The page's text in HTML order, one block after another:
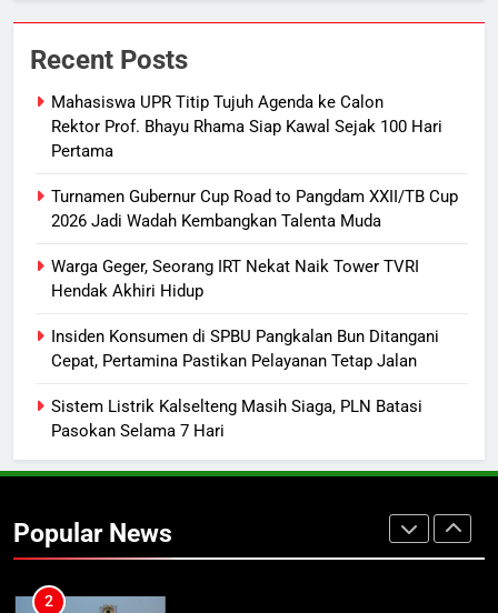
Recent Posts
Mahasiswa UPR Titip Tujuh Agenda ke Calon
Rektor Prof. Bhayu Rhama Siap Kawal Sejak 100 Hari
Pertama
Turnamen Gubernur Cup Road to Pangdam XXII/TB Cup
2026 Jadi Wadah Kembangkan Talenta Muda
Warga Geger, Seorang IRT Nekat Naik Tower TVRI
Hendak Akhiri Hidup
Insiden Konsumen di SPBU Pangkalan Bun Ditangani
Cepat, Pertamina Pastikan Pelayanan Tetap Jalan
Sistem Listrik Kalselteng Masih Siaga, PLN Batasi
Pasokan Selama 7 Hari
Popular News
Kotim Resmi Jadi Tersangka
Dugaan Korupsi Dana Hibah
Pilkada Rp40 Miliar
HUKUM DAN KRIMINAL
8
Presiden Prabowo Minta Bahlil
Segera Tuntaskan Pemadaman
Mahasiswa UPR Titip Tujuh
Agenda ke Calon Rektor Prof.
100 Hari Pertama
REGION
Turnamen Gubernur Cup Road to
Pangdam XXII/TB Cup 2026 Jadi
Wadah Kembangkan Talenta Muda
3